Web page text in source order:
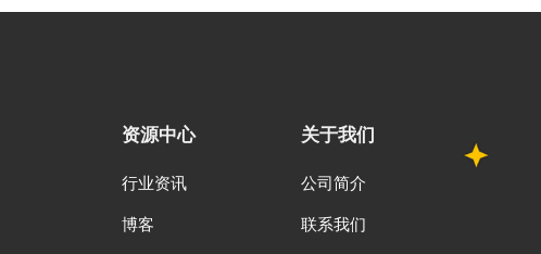
资源中心
行业资讯
博客
关于我们
公司简介
联系我们